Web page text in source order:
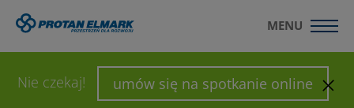
Nie czekaj! umów się na spotkanie online
MENU
WYŚLIJ ZAPYTANIE SKONFIGURUJ HALĘ